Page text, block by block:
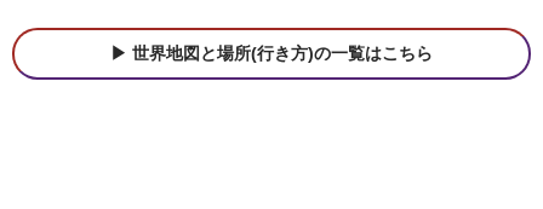
世界地図と場所(行き方)の一覧はこちら